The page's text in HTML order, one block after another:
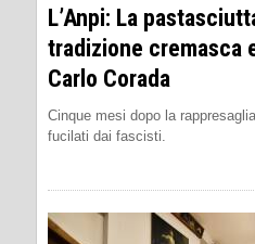
L’Anpi: La
tradizione cremasca
Carlo Corada
Cinque mesi dopo la
fucilati dai fascisti.